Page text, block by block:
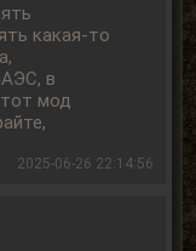
какая-то
в
мод
2025-06-26 22:14:56